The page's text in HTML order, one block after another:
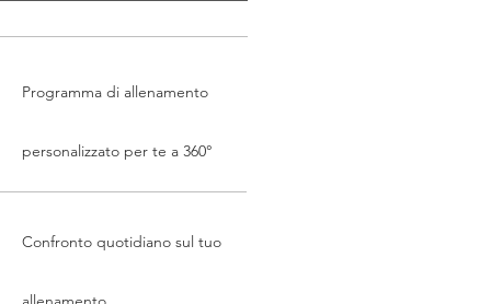
Programma di allenamento
personalizzato per te a 360°
Confronto quotidiano sul tuo